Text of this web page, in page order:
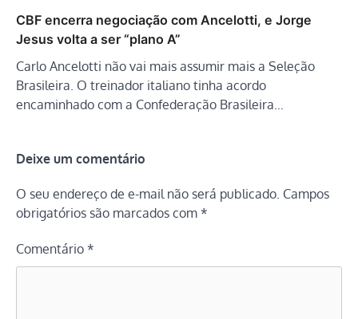
CBF encerra negociação com Ancelotti, e Jorge
Jesus volta a ser “plano A”
Carlo Ancelotti não vai mais assumir mais a Seleção
Brasileira. O treinador italiano tinha acordo
encaminhado com a Confederação Brasileira…
Deixe um comentário
O seu endereço de e-mail não será publicado. Campos
obrigatórios são marcados com *
Comentário *